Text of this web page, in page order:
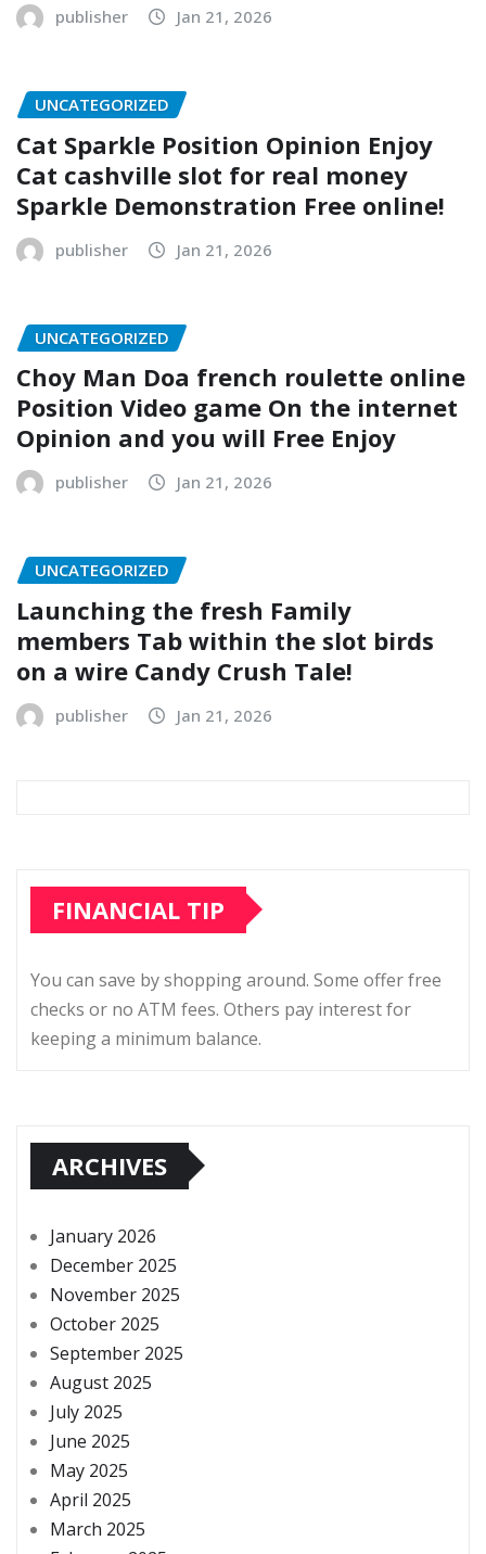
publisher Jan 21, 2026
UNCATEGORIZED
Cat Sparkle Position Opinion Enjoy
Cat cashville slot for real money
Sparkle Demonstration Free online!
publisher Jan 21, 2026
UNCATEGORIZED
Choy Man Doa french roulette online
Position Video game On the internet
Opinion and you will Free Enjoy
publisher Jan 21, 2026
UNCATEGORIZED
Launching the fresh Family
members Tab within the slot birds
on a wire Candy Crush Tale!
publisher Jan 21, 2026
FINANCIAL TIP
You can save by shopping around. Some offer free
checks or no ATM fees. Others pay interest for
keeping a minimum balance.
ARCHIVES
January 2026
December 2025
November 2025
October 2025
September 2025
August 2025
July 2025
June 2025
May 2025
April 2025
March 2025